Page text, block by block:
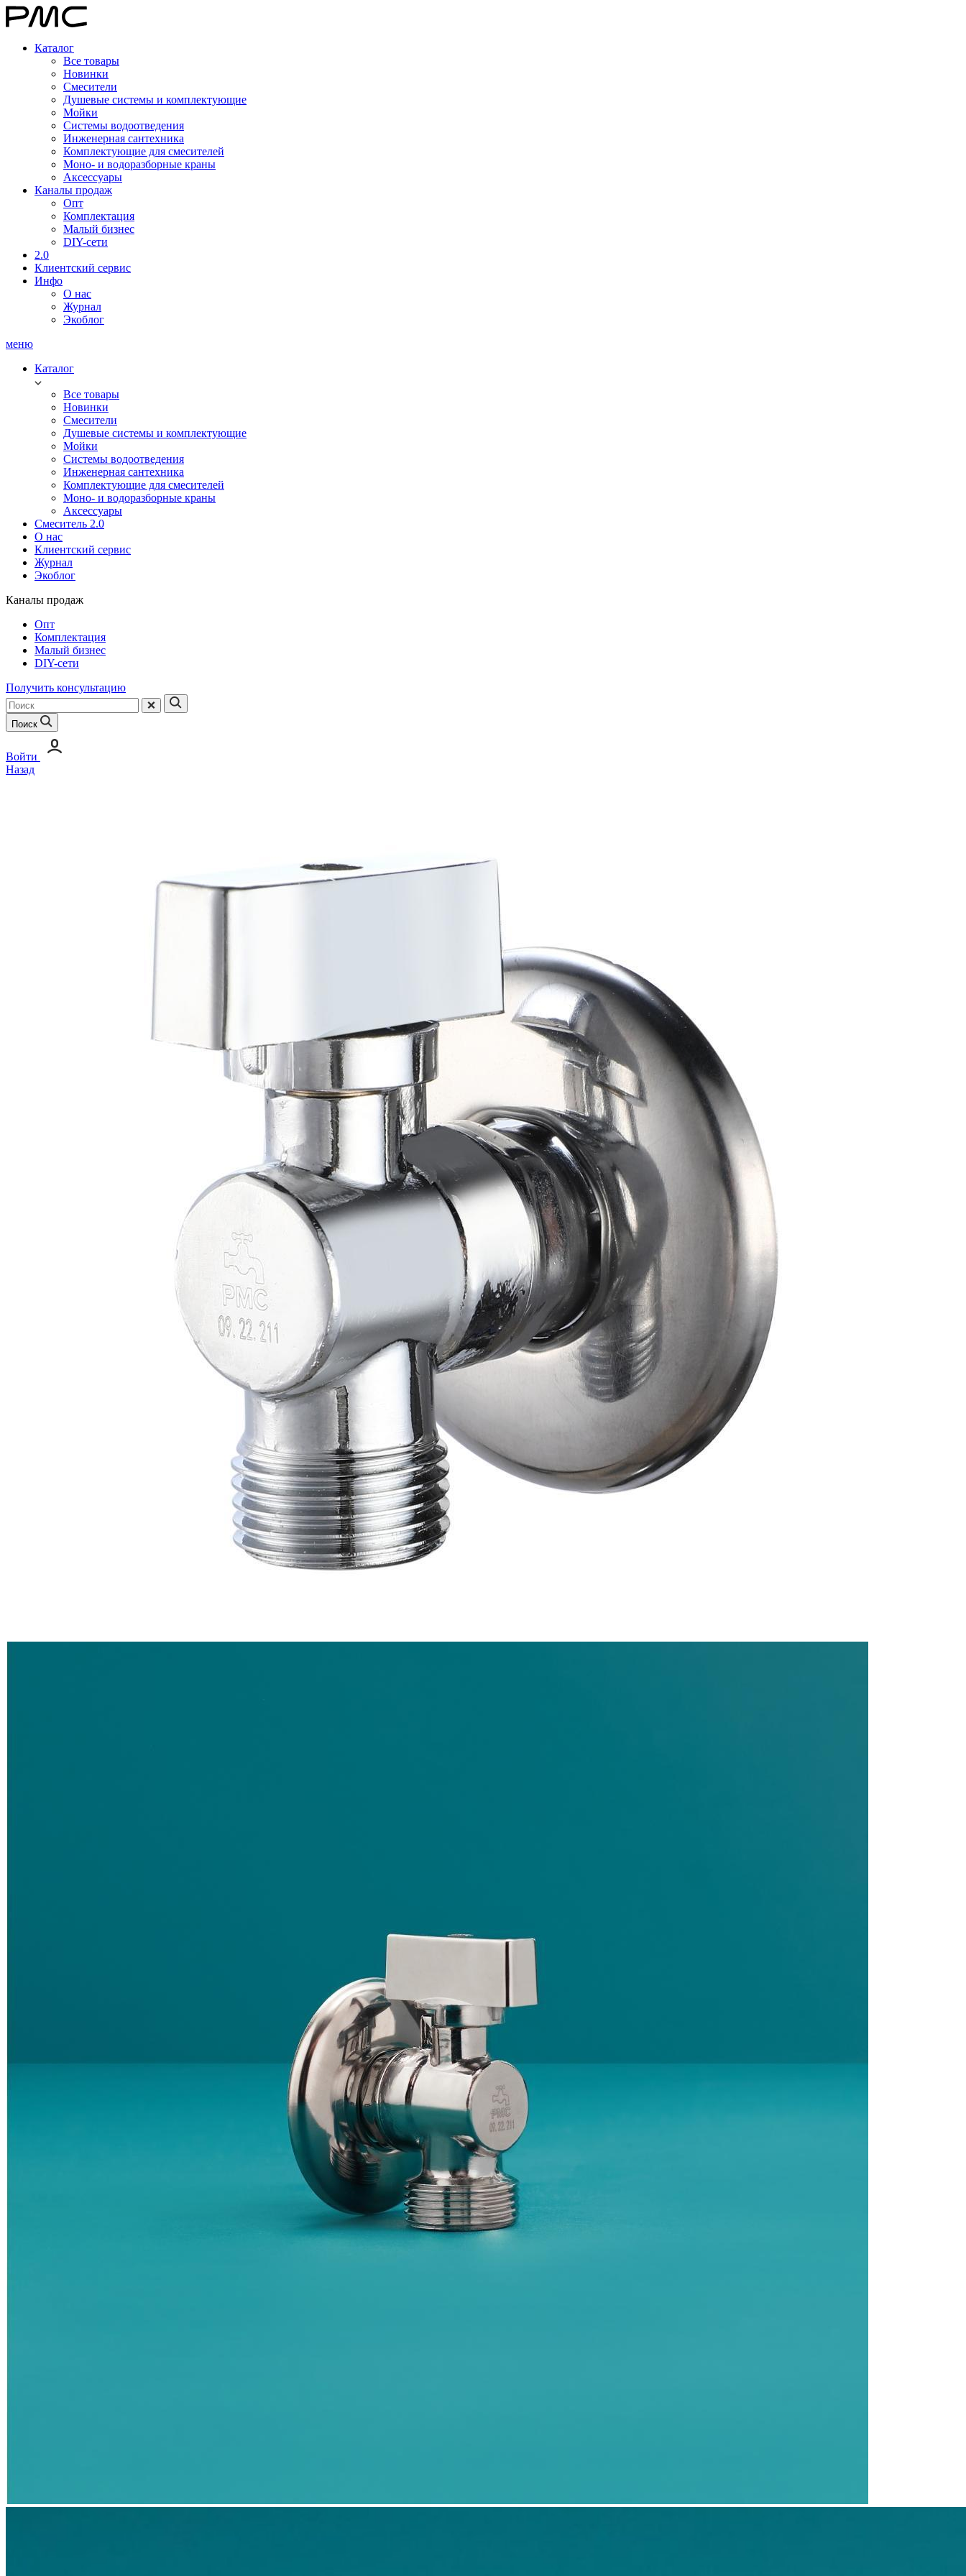
Каталог
Все товары
Новинки
Смесители
Душевые системы и комплектующие
Мойки
Системы водоотведения
Инженерная сантехника
Комплектующие для смесителей
Моно- и водоразборные краны
Аксессуары
Каналы продаж
Опт
Комплектация
Малый бизнес
DIY-сети
2.0
Клиентский сервис
Инфо
О нас
Журнал
Экоблог
меню
Каталог
Все товары
Новинки
Смесители
Душевые системы и комплектующие
Мойки
Системы водоотведения
Инженерная сантехника
Комплектующие для смесителей
Моно- и водоразборные краны
Аксессуары
Смеситель 2.0
О нас
Клиентский сервис
Журнал
Экоблог
Каналы продаж
Опт
Комплектация
Малый бизнес
DIY-сети
Получить консультацию
Поиск
Войти
Назад